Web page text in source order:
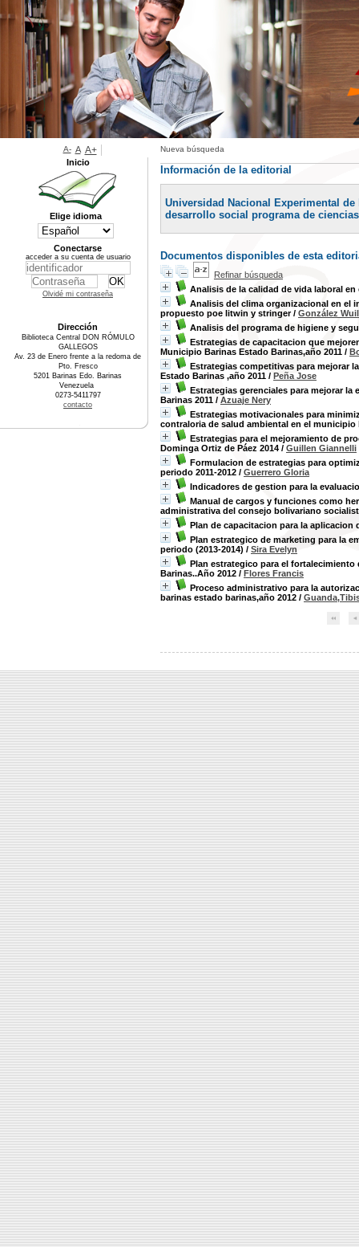
Nueva búsqueda
Información de la editorial
Universidad Nacional Experimental
desarrollo social programa de
Documentos disponibles de esta
Refinar búsqueda
Analisis de la calidad de vida laboral
Analisis del clima organizacional en el
propuesto poe litwin y stringer/ González
Analisis del programa de higiene y
Estrategias de capacitacion que
Municipio Barinas Estado Barinas,año 2011 /
Estrategias competitivas para mejorar
Estado Barinas ,año 2011 / Peña Jose
Estrategias gerenciales para mejorar
Barinas 2011 / Azuaje Nery
Estrategias motivacionales para
contraloria de salud ambiental en el municipio
Estrategias para el mejoramiento de
Dominga Ortiz de Páez 2014 / Guillen Giannelli
Formulacion de estrategias para
periodo 2011-2012 / Guerrero Gloria
Indicadores de gestion para la
Manual de cargos y funciones como
administrativa del consejo bolivariano
Plan de capacitacion para la
Plan estrategico de marketing para la
periodo (2013-2014) / Sira Evelyn
Plan estrategico para el
Barinas..Año 2012 / Flores Francis
Proceso administrativo para la
barinas estado barinas,año 2012 /
A- A A+
Inicio
Elige idioma
Conectarse
acceder a su cuenta de usuario
Olvidé mi contraseña
Dirección
Biblioteca Central DON RÓMULO
GALLEGOS
Av. 23 de Enero frente a la redoma de
Pto. Fresco
5201 Barinas Edo. Barinas
Venezuela
0273-5411797
contacto